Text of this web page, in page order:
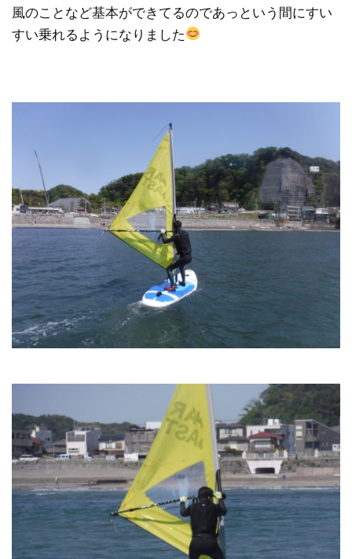
風のことなど基本ができてるのであっという間にすい
すい乗れるようになりました